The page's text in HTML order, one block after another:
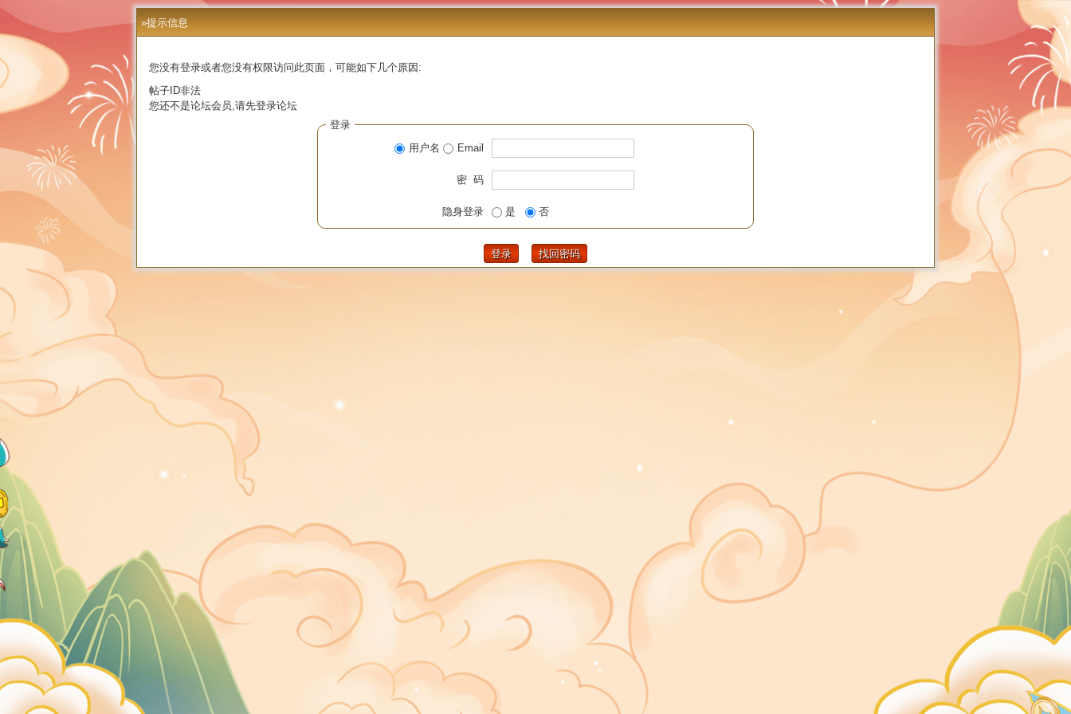
»提示信息
您没有登录或者您没有权限访问此页面，可能如下几个原因:
帖子ID非法
您还不是论坛会员,请先登录论坛
登录
用户名
Email
密 码
隐身登录 是 否